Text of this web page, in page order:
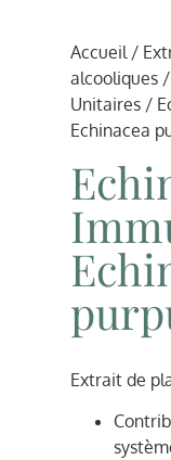
Accueil /
alcooliques /
Unitaires /
Echinacea
Extrait de